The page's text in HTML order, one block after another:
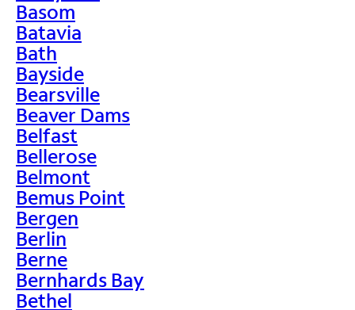
Basom
Batavia
Bath
Bayside
Bearsville
Beaver Dams
Belfast
Bellerose
Belmont
Bemus Point
Bergen
Berlin
Berne
Bernhards Bay
Bethel